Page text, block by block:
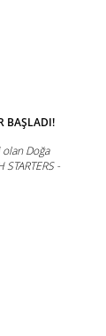
BAŞLADI!
Doğa
-